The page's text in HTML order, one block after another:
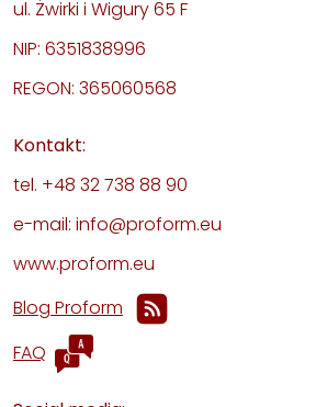
ul. Żwirki i Wigury 65 F
NIP: 6351838996
REGON: 365060568
Kontakt:
tel. +48 32 738 88 90
e-mail: info@proform.eu
www.proform.eu
Blog Proform
FAQ